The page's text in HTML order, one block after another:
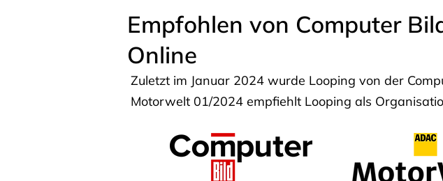
Empfohlen von Computer
Online
Zuletzt im Januar 2024 wurde Looping von der
Motorwelt 01/2024 empfiehlt Looping als